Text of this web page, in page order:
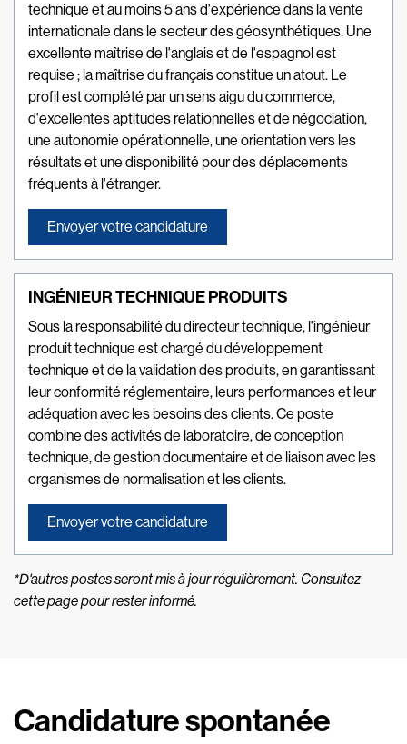
technique et au moins 5 ans d'expérience dans la vente
internationale dans le secteur des géosynthétiques. Une
excellente maîtrise de l'anglais et de l'espagnol est
requise ; la maîtrise du français constitue un atout. Le
profil est complété par un sens aigu du commerce,
d'excellentes aptitudes relationnelles et de négociation,
une autonomie opérationnelle, une orientation vers les
résultats et une disponibilité pour des déplacements
fréquents à l'étranger.
Envoyer votre candidature
INGÉNIEUR TECHNIQUE PRODUITS
Sous la responsabilité du directeur technique, l'ingénieur
produit technique est chargé du développement
technique et de la validation des produits, en garantissant
leur conformité réglementaire, leurs performances et leur
adéquation avec les besoins des clients. Ce poste
combine des activités de laboratoire, de conception
technique, de gestion documentaire et de liaison avec les
organismes de normalisation et les clients.
Envoyer votre candidature
*D'autres postes seront mis à jour régulièrement. Consultez
cette page pour rester informé.
Candidature spontanée